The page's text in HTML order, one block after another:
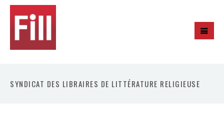
SYNDICAT DES LIBRAIRES DE LITTÉRATURE RELIGIEUSE